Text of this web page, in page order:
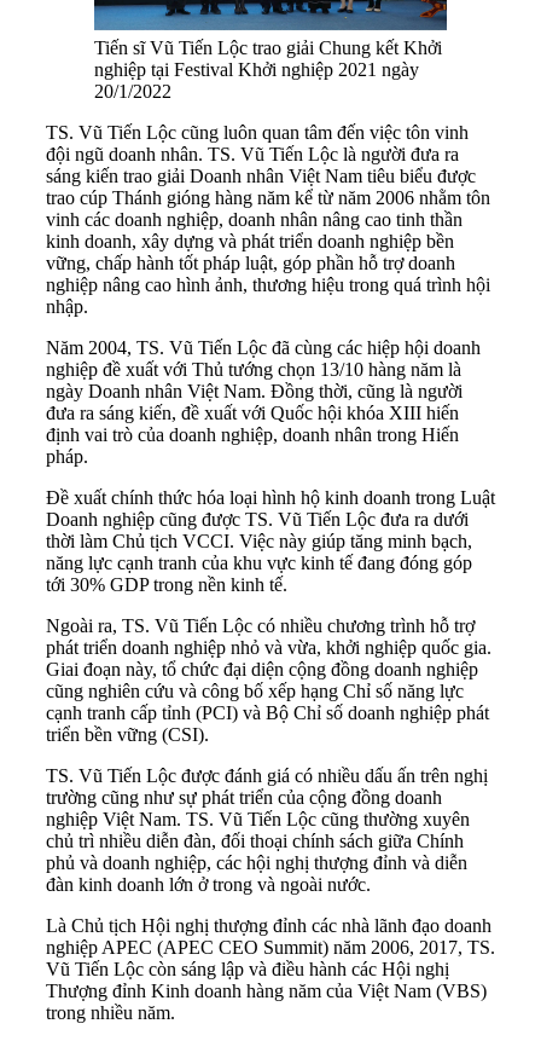
Tiến sĩ Vũ Tiến Lộc trao giải Chung kết Khởi
nghiệp tại Festival Khởi nghiệp 2021 ngày
20/1/2022
TS. Vũ Tiến Lộc cũng luôn quan tâm đến việc tôn vinh
đội ngũ doanh nhân. TS. Vũ Tiến Lộc là người đưa ra
sáng kiến trao giải Doanh nhân Việt Nam tiêu biểu được
trao cúp Thánh gióng hàng năm kể từ năm 2006 nhằm tôn
vinh các doanh nghiệp, doanh nhân nâng cao tinh thần
kinh doanh, xây dựng và phát triển doanh nghiệp bền
vững, chấp hành tốt pháp luật, góp phần hỗ trợ doanh
nghiệp nâng cao hình ảnh, thương hiệu trong quá trình hội
nhập.
Năm 2004, TS. Vũ Tiến Lộc đã cùng các hiệp hội doanh
nghiệp đề xuất với Thủ tướng chọn 13/10 hàng năm là
ngày Doanh nhân Việt Nam. Đồng thời, cũng là người
đưa ra sáng kiến, đề xuất với Quốc hội khóa XIII hiến
định vai trò của doanh nghiệp, doanh nhân trong Hiến
pháp.
Đề xuất chính thức hóa loại hình hộ kinh doanh trong Luật
Doanh nghiệp cũng được TS. Vũ Tiến Lộc đưa ra dưới
thời làm Chủ tịch VCCI. Việc này giúp tăng minh bạch,
năng lực cạnh tranh của khu vực kinh tế đang đóng góp
tới 30% GDP trong nền kinh tế.
Ngoài ra, TS. Vũ Tiến Lộc có nhiều chương trình hỗ trợ
phát triển doanh nghiệp nhỏ và vừa, khởi nghiệp quốc gia.
Giai đoạn này, tổ chức đại diện cộng đồng doanh nghiệp
cũng nghiên cứu và công bố xếp hạng Chỉ số năng lực
cạnh tranh cấp tỉnh (PCI) và Bộ Chỉ số doanh nghiệp phát
triển bền vững (CSI).
TS. Vũ Tiến Lộc được đánh giá có nhiều dấu ấn trên nghị
trường cũng như sự phát triển của cộng đồng doanh
nghiệp Việt Nam. TS. Vũ Tiến Lộc cũng thường xuyên
chủ trì nhiều diễn đàn, đối thoại chính sách giữa Chính
phủ và doanh nghiệp, các hội nghị thượng đỉnh và diễn
đàn kinh doanh lớn ở trong và ngoài nước.
Là Chủ tịch Hội nghị thượng đỉnh các nhà lãnh đạo doanh
nghiệp APEC (APEC CEO Summit) năm 2006, 2017, TS.
Vũ Tiến Lộc còn sáng lập và điều hành các Hội nghị
Thượng đỉnh Kinh doanh hàng năm của Việt Nam (VBS)
trong nhiều năm.